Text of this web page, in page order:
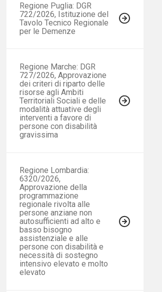
Regione Puglia: DGR
722/2026, Istituzione del
Tavolo Tecnico Regionale
per le Demenze
Regione Marche: DGR
727/2026, Approvazione
dei criteri di riparto delle
risorse agli Ambiti
Territoriali Sociali e delle
modalità attuative degli
interventi a favore di
persone con disabilità
gravissima
Regione Lombardia:
6320/2026,
Approvazione della
programmazione
regionale rivolta alle
persone anziane non
autosufficienti ad alto e
basso bisogno
assistenziale e alle
persone con disabilità e
necessità di sostegno
intensivo elevato e molto
elevato